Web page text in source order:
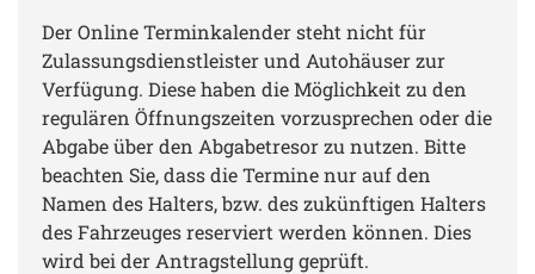
Der Online Terminkalender steht nicht für
Zulassungsdienstleister und Autohäuser zur
Verfügung. Diese haben die Möglichkeit zu den
regulären Öffnungszeiten vorzusprechen oder die
Abgabe über den Abgabetresor zu nutzen. Bitte
beachten Sie, dass die Termine nur auf den
Namen des Halters, bzw. des zukünftigen Halters
des Fahrzeuges reserviert werden können. Dies
wird bei der Antragstellung geprüft.